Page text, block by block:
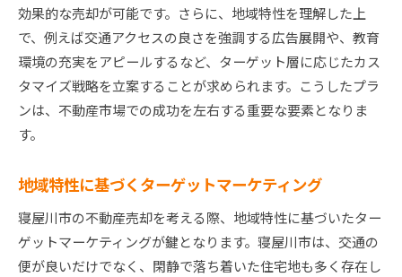
効果的な売却が可能です。さらに、地域特性を理解した上
で、例えば交通アクセスの良さを強調する広告展開や、教育
環境の充実をアピールするなど、ターゲット層に応じたカス
タマイズ戦略を立案することが求められます。こうしたプラ
ンは、不動産市場での成功を左右する重要な要素となりま
す。
地域特性に基づくターゲットマーケティング
寝屋川市の不動産売却を考える際、地域特性に基づいたター
ゲットマーケティングが鍵となります。寝屋川市は、交通の
便が良いだけでなく、閑静で落ち着いた住宅地も多く存在し